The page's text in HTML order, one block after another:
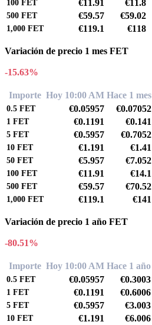
100 FET €11.91 €11.8
500 FET €59.57 €59.02
1,000 FET €119.1 €118
Variación de precio 1 mes FET
-15.63%
Importe Hoy 10:00 AM Hace 1 mes
0.5 FET €0.05957 €0.07052
1 FET €0.1191 €0.141
5 FET €0.5957 €0.7052
10 FET €1.191 €1.41
50 FET €5.957 €7.052
100 FET €11.91 €14.1
500 FET €59.57 €70.52
1,000 FET €119.1 €141
Variación de precio 1 año FET
-80.51%
Importe Hoy 10:00 AM Hace 1 año
0.5 FET €0.05957 €0.3003
1 FET €0.1191 €0.6006
5 FET €0.5957 €3.003
10 FET €1.191 €6.006